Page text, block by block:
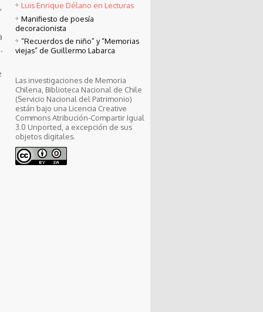
Luis Enrique Délano en Lecturas
Manifiesto de poesía
decoracionista
“Recuerdos de niño” y “Memorias
viejas” de Guillermo Labarca
Las investigaciones de Memoria
Chilena, Biblioteca Nacional de Chile
(Servicio Nacional del Patrimonio)
están bajo una Licencia Creative
Commons Atribución-Compartir Igual
3.0 Unported, a excepción de sus
objetos digitales.